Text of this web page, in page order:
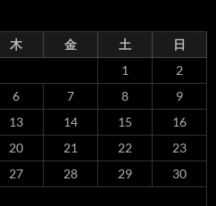
木 金 土
日
1
2
6 7 8
9
13 14 15
16
20 21 22
23
27 28 29
30